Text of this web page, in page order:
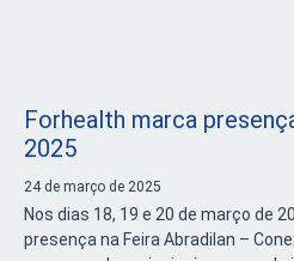
Forhealth marca
2025
24 de março de 2025
Nos dias 18, 19 e 20 de março de
presença na Feira Abradilan –